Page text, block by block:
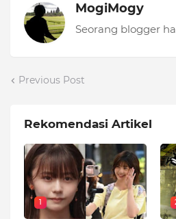
MogiMogy
Seorang blogger
Previous Post
Rekomendasi Artikel
1